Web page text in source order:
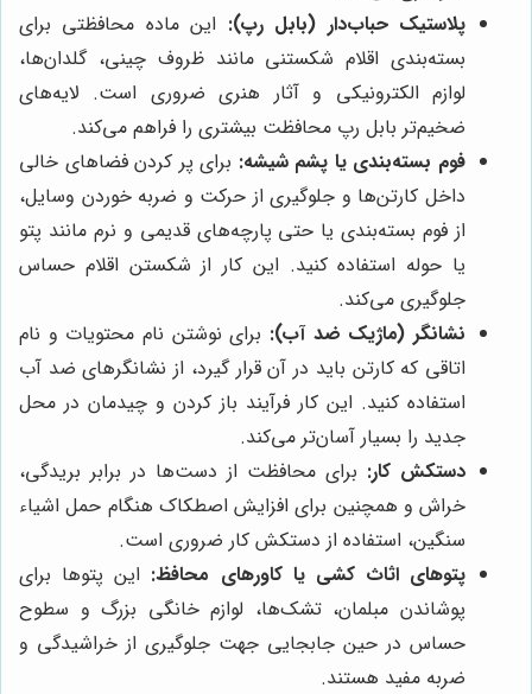
پلاستیک حباب‌دار (بابل رپ): این ماده محافظتی برای
بسته‌بندی اقلام شکستنی مانند ظروف چینی، گلدان‌ها،
لوازم الکترونیکی و آثار هنری ضروری است. لایه‌های
ضخیم‌تر بابل رپ محافظت بیشتری را فراهم می‌کند.
فوم بسته‌بندی یا پشم شیشه: برای پر کردن فضاهای خالی
داخل کارتن‌ها و جلوگیری از حرکت و ضربه خوردن وسایل،
از فوم بسته‌بندی یا حتی پارچه‌های قدیمی و نرم مانند پتو
یا حوله استفاده کنید. این کار از شکستن اقلام حساس
جلوگیری می‌کند.
نشانگر (ماژیک ضد آب): برای نوشتن نام محتویات و نام
اتاقی که کارتن باید در آن قرار گیرد، از نشانگرهای ضد آب
استفاده کنید. این کار فرآیند باز کردن و چیدمان در محل
جدید را بسیار آسان‌تر می‌کند.
دستکش کار: برای محافظت از دست‌ها در برابر بریدگی،
خراش و همچنین برای افزایش اصطکاک هنگام حمل اشیاء
سنگین، استفاده از دستکش کار ضروری است.
پتوهای اثاث کشی یا کاورهای محافظ: این پتوها برای
پوشاندن مبلمان، تشک‌ها، لوازم خانگی بزرگ و سطوح
حساس در حین جابجایی جهت جلوگیری از خراشیدگی و
ضربه مفید هستند.